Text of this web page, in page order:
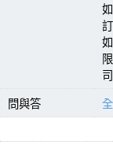
問與答